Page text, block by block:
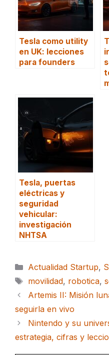
Tesla como utility
en UK: lecciones
para founders
Tesla, puertas
eléctricas y
seguridad
vehicular:
investigación
NHTSA
Categorías
Actualidad Startup,
Etiquetas
movilidad, robotica,
Artemis II: Misión
seguirla en vivo
Nintendo y su
estrategia, cifras y